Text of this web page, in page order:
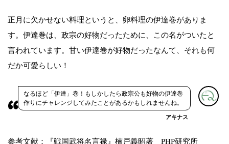
正月に欠かせない料理というと、卵料理の伊達巻がありま
す。伊達巻は、政宗の好物だったために、この名がついたと
言われています。甘い伊達巻が好物だったなんて、それも何
だか可愛らしい！
なるほど「伊達」巻！もしかしたら政宗公も好物の伊達巻
作りにチャレンジしてみたことがあるかもしれませんね。
アキナス
参考文献：『戦国武将名言禄』楠戸義昭著 PHP研究所